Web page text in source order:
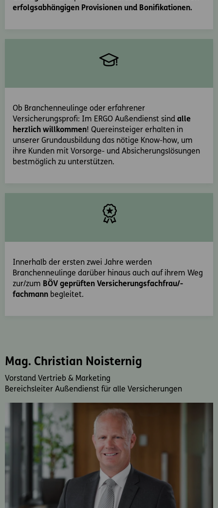
erfolgsabhängigen Provisionen und Bonifikationen.
Ob Branchenneulinge oder erfahrener
Versicherungsprofi: Im ERGO Außendienst sind alle
herzlich willkommen! Quereinsteiger erhalten in
unserer Grundausbildung das nötige Know-how, um
ihre Kunden mit Vorsorge- und Absicherungslösungen
bestmöglich zu unterstützen.
Innerhalb der ersten zwei Jahre werden
Branchenneulinge darüber hinaus auch auf ihrem Weg
zur/zum BÖV geprüften Versicherungsfachfrau/-
fachmann begleitet.
Mag. Christian Noisternig
Vorstand Vertrieb & Marketing
Bereichsleiter Außendienst für alle Versicherungen